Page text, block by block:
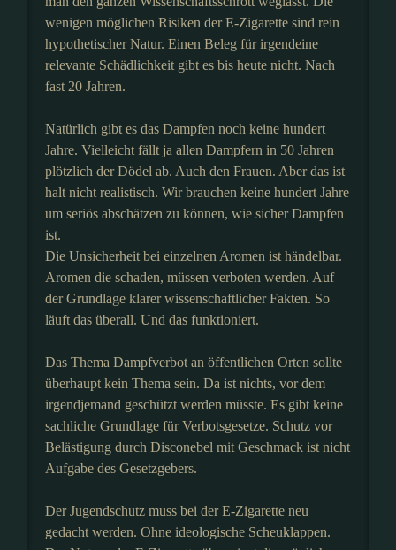
wenigen möglichen Risiken der E-Zigarette sind rein
hypothetischer Natur. Einen Beleg für irgendeine
relevante Schädlichkeit gibt es bis heute nicht. Nach
fast 20 Jahren.
Natürlich gibt es das Dampfen noch keine hundert
Jahre. Vielleicht fällt ja allen Dampfern in 50 Jahren
plötzlich der Dödel ab. Auch den Frauen. Aber das ist
halt nicht realistisch. Wir brauchen keine hundert Jahre
um seriös abschätzen zu können, wie sicher Dampfen
ist.
Die Unsicherheit bei einzelnen Aromen ist händelbar.
Aromen die schaden, müssen verboten werden. Auf
der Grundlage klarer wissenschaftlicher Fakten. So
läuft das überall. Und das funktioniert.
Das Thema Dampfverbot an öffentlichen Orten sollte
überhaupt kein Thema sein. Da ist nichts, vor dem
irgendjemand geschützt werden müsste. Es gibt keine
sachliche Grundlage für Verbotsgesetze. Schutz vor
Belästigung durch Disconebel mit Geschmack ist nicht
Aufgabe des Gesetzgebers.
Der Jugendschutz muss bei der E-Zigarette neu
gedacht werden. Ohne ideologische Scheuklappen.